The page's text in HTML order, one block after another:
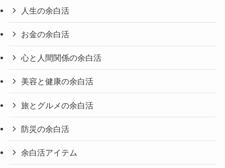
人生の余白活
お金の余白活
心と人間関係の余白活
美容と健康の余白活
旅とグルメの余白活
防災の余白活
余白活アイテム